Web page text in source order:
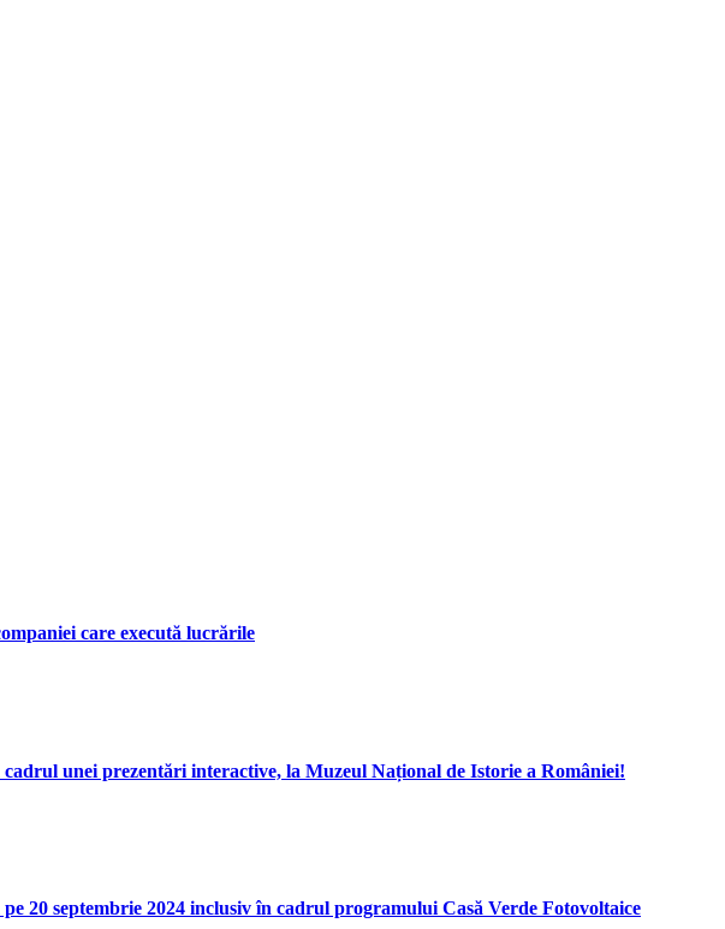
care execută lucrările
unei prezentări interactive, la Muzeul Național de Istorie a României!
20 septembrie 2024 inclusiv în cadrul programului Casă Verde Fotovoltaice